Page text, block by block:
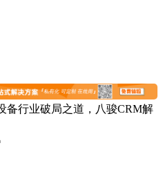
备行业破局之道，八骏CRM解